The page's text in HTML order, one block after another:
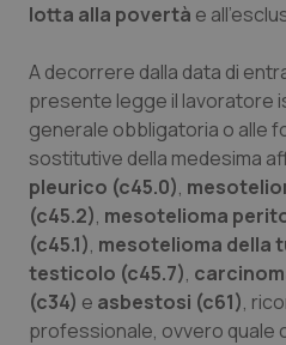
lotta alla povertà e
A decorrere dalla data di
presente legge il lavoratore
generale obbligatoria o alle
sostitutive della medesima
pleurico (c45.0),
(c45.2), mesotelioma
(c45.1), mesotelioma della
testicolo (c45.7),
(c34) e asbestosi (c61),
professionale, ovvero quale